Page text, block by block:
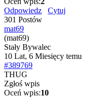
Odpowiedz
Cytuj
301 Postów
mat69
(mat69)
Stały Bywalec
10 Lat, 6 Miesięcy temu
#389769
THUG
Zgłoś wpis
Oceń wpis:10